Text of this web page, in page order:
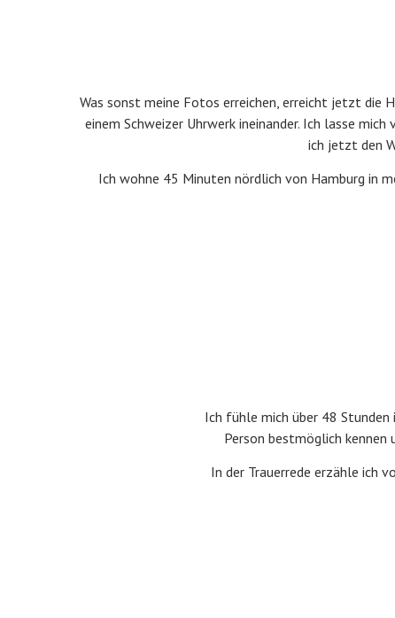
Was sonst meine Fotos erreichen, erreicht jetzt die
einem Schweizer Uhrwerk ineinander. Ich lasse
ich jetzt den
Ich wohne 45 Minuten nördlich von Hamburg in
Ich fühle mich über 48 Stunden
Person bestmöglich kennen
In der Trauerrede erzähle ich